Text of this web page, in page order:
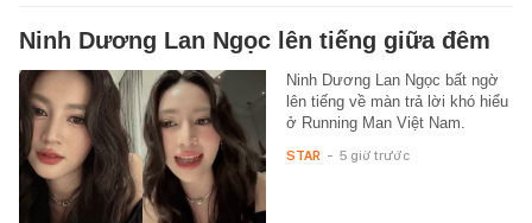
Ninh Dương Lan Ngọc lên tiếng giữa đêm
Ninh Dương Lan Ngọc bất ngờ
lên tiếng về màn trả lời khó hiểu
ở Running Man Việt Nam.
STAR - 5 giờ trước